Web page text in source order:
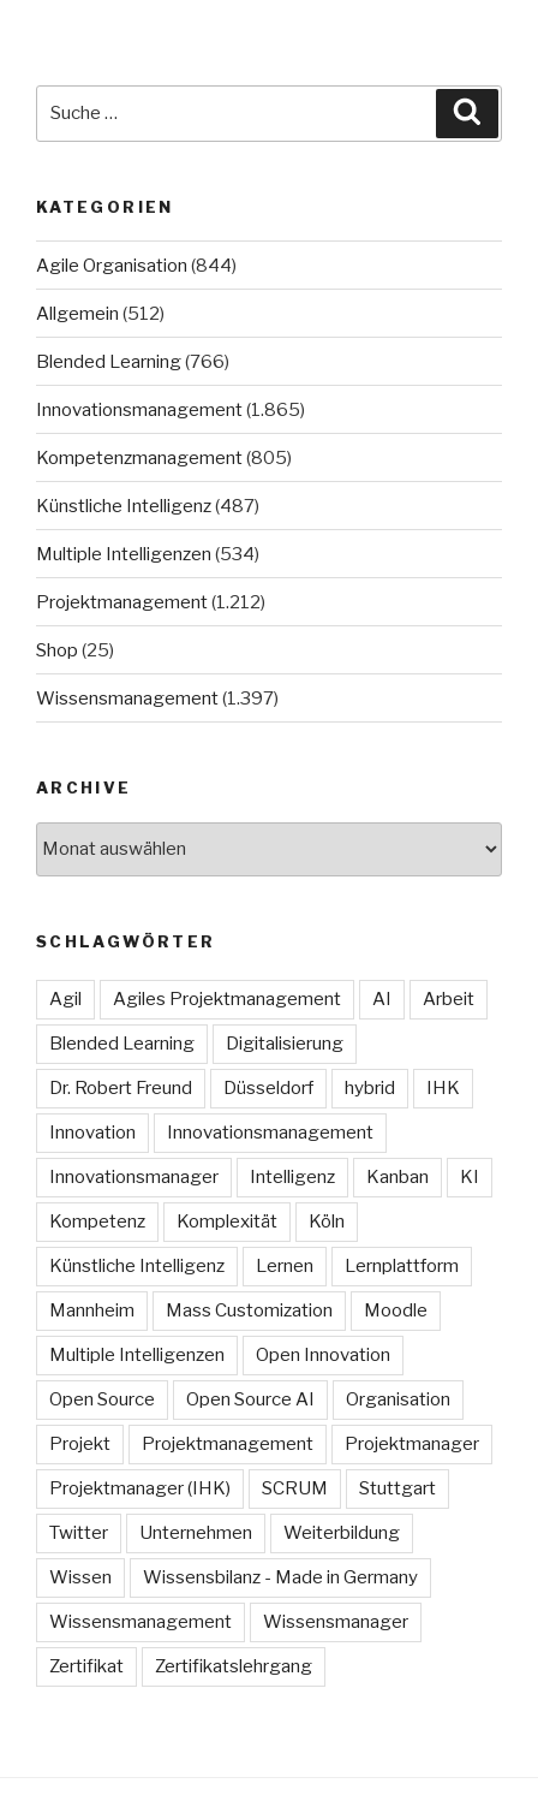
KATEGORIEN
Agile Organisation (844)
Allgemein (512)
Blended Learning(766)
Innovationsmanagement(1.865)
Kompetenzmanagement(805)
Künstliche Intelligenz(487)
Multiple Intelligenzen (534)
Projektmanagement(1.212)
Shop (25)
Wissensmanagement(1.397)
ARCHIVE
SCHLAGWÖRTER
Agil Agiles Projektmanagement AI Arbeit
Blended Learning Digitalisierung
Dr. Robert Freund Düsseldorf hybrid IHK
Innovation Innovationsmanagement
Innovationsmanager Intelligenz Kanban KI
Kompetenz Komplexität Köln
Künstliche Intelligenz Lernen Lernplattform
Mannheim Mass Customization Moodle
Multiple Intelligenzen Open Innovation
Open Source Open Source AI Organisation
Projekt Projektmanagement Projektmanager
Projektmanager (IHK) SCRUM Stuttgart
Twitter Unternehmen Weiterbildung
Wissen Wissensbilanz - Made in Germany
Wissensmanagement Wissensmanager
Zertifikat Zertifikatslehrgang